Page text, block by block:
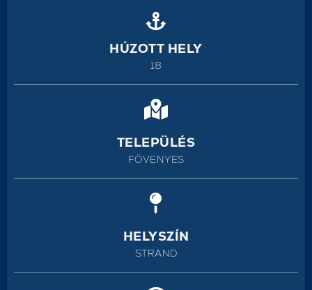
HÚZOTT HELY
18
TELEPÜLÉS
FÖVENYES
HELYSZÍN
STRAND